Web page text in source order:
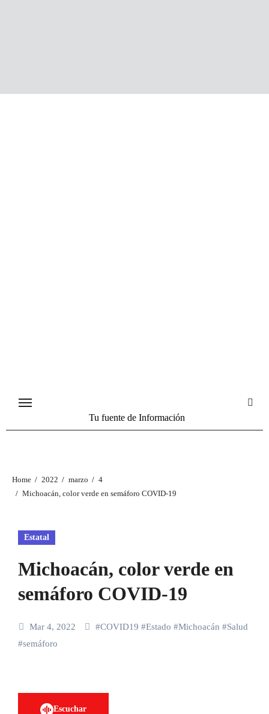
Tu fuente de Información
Home 2022 marzo
4
Michoacán, color verde en semáforo COVID-19
Estatal
Michoacán, color verde en
semáforo COVID-19
Mar 4, 2022 #COVID19 #Estado #Michoacán #Salud
#semáforo
Escuchar